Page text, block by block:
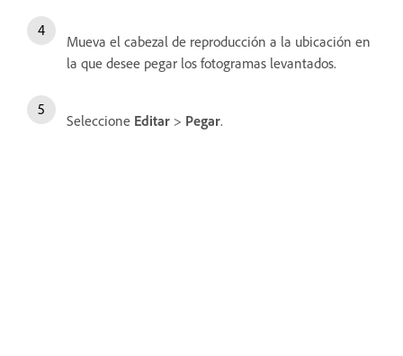
Mueva el cabezal de reproducción a la ubicación en
la que desee pegar los fotogramas levantados.
Seleccione Editar > Pegar.